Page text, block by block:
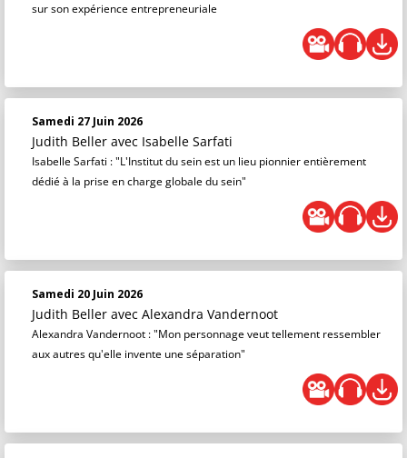
sur son expérience entrepreneuriale
Samedi 27 Juin 2026
Judith Beller avec Isabelle Sarfati
Isabelle Sarfati : "L'Institut du sein est un lieu pionnier entièrement
dédié à la prise en charge globale du sein"
Samedi 20 Juin 2026
Judith Beller avec Alexandra Vandernoot
Alexandra Vandernoot : "Mon personnage veut tellement ressembler
aux autres qu'elle invente une séparation"